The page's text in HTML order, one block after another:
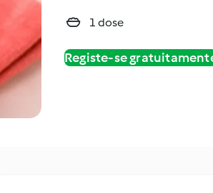
1 dose
Registe-se